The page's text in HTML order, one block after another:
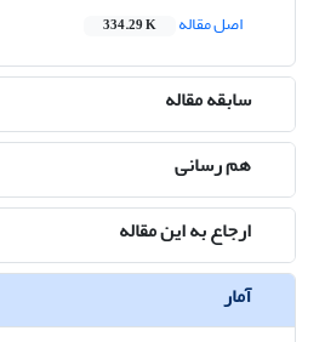
اصل مقاله
334.29 K
سابقه مقاله
هم رسانی
ارجاع به این مقاله
آمار